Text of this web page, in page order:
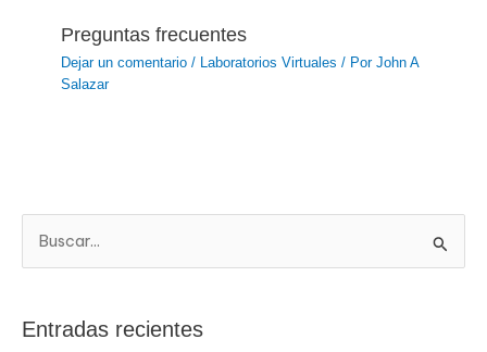
Preguntas frecuentes
Dejar un comentario / Laboratorios Virtuales / PorJohn A
Salazar
c
Entradas recientes